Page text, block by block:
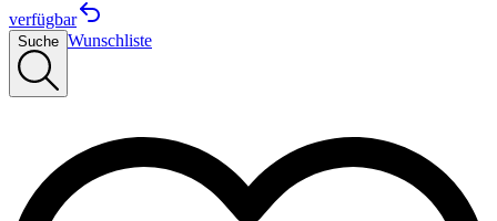
verfügbar
Suche Wunschliste